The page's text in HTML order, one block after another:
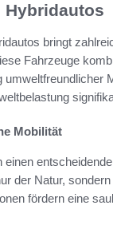
Hybridautos
bringt
Fahrzeuge
Mobilität
einen
der Natur,
fördern eine